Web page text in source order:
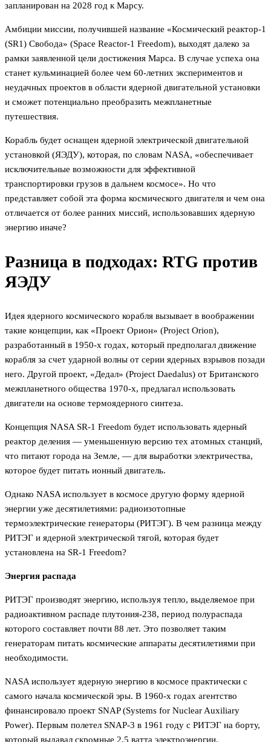
запланирован на 2028 год к Марсу.
Амбиции миссии, получившей название «Космический реактор-1
(SR1) Свобода» (Space Reactor-1 Freedom), выходят далеко за
рамки заявленной цели достижения Марса. В случае успеха она
станет кульминацией более чем 60-летних экспериментов и
неудачных проектов в области ядерной двигательной установки
и сможет потенциально преобразить межпланетные
путешествия.
Корабль будет оснащен ядерной электрической двигательной
установкой (ЯЭДУ), которая, по словам NASA, «обеспечивает
исключительные возможности для эффективной
транспортировки грузов в дальнем космосе». Но что
представляет собой эта форма космического двигателя и чем она
отличается от более ранних миссий, использовавших ядерную
энергию иначе?
Разница в подходах: RTG против
ЯЭДУ
Идея ядерного космического корабля вызывает в воображении
такие концепции, как «Проект Орион» (Project Orion),
разработанный в 1950-х годах, который предполагал движение
корабля за счет ударной волны от серии ядерных взрывов позади
него. Другой проект, «Дедал» (Project Daedalus) от Британского
межпланетного общества 1970-х, предлагал использовать
двигатели на основе термоядерного синтеза.
Концепция NASA SR-1 Freedom будет использовать ядерный
реактор деления — уменьшенную версию тех атомных станций,
что питают города на Земле, — для выработки электричества,
которое будет питать ионный двигатель.
Однако NASA использует в космосе другую форму ядерной
энергии уже десятилетиями: радиоизотопные
термоэлектрические генераторы (РИТЭГ). В чем разница между
РИТЭГ и ядерной электрической тягой, которая будет
установлена на SR-1 Freedom?
Энергия распада
РИТЭГ производят энергию, используя тепло, выделяемое при
радиоактивном распаде плутония-238, период полураспада
которого составляет почти 88 лет. Это позволяет таким
генераторам питать космические аппараты десятилетиями при
необходимости.
NASA использует ядерную энергию в космосе практически с
самого начала космической эры. В 1960-х годах агентство
финансировало проект SNAP (Systems for Nuclear Auxiliary
Power). Первым полетел SNAP-3 в 1961 году с РИТЭГ на борту,
который выдавал скромные 2,5 ватта электроэнергии.